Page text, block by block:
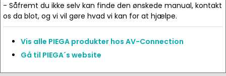
- Såfremt du ikke selv kan finde den ønskede manual, kontakt
os da blot, og vi vil gøre hvad vi kan for at hjælpe.
Vis alle PIEGA produkter hos AV-Connection
Gå til PIEGA´s website